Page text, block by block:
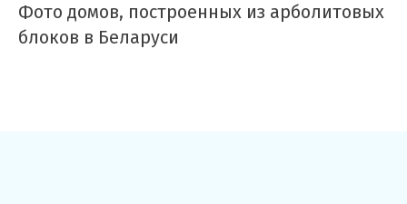
Фото домов, построенных из арболитовых
блоков в Беларуси